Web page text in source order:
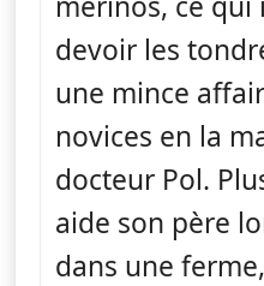
devoir les
une mince
novices en la
docteur Pol.
aide son père
dans une